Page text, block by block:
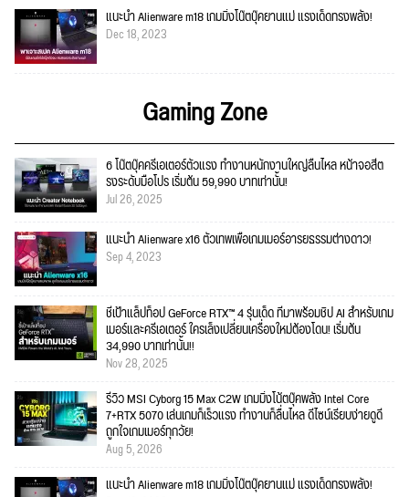
แนะนำ Alienware m18 เกมมิ่งโน๊ตบุ๊คยานแม่ แรงเด็ดทรงพลัง!
Dec 18, 2023
Gaming Zone
6 โน๊ตบุ๊คครีเอเตอร์ตัวแรง ทำงานหนักงานใหญ่ลื่นไหล หน้าจอสีต
รงระดับมือโปร เริ่มต้น 59,990 บาทเท่านั้น!
Jul 26, 2025
แนะนำ Alienware x16 ตัวเทพเพื่อเกมเมอร์อารยธรรมต่างดาว!
Sep 4, 2023
ชี้เป้าแล็ปท็อป GeForce RTX™ 4 รุ่นเด็ด ที่มาพร้อมชิป AI สำหรับเกม
เมอร์และครีเอเตอร์ ใครเล็งเปลี่ยนเครื่องใหม่ต้องโดน! เริ่มต้น
34,990 บาทเท่านั้น!!
Nov 28, 2025
รีวิว MSI Cyborg 15 Max C2W เกมมิ่งโน้ตบุ๊คพลัง Intel Core
7+RTX 5070 เล่นเกมก็เร็วแรง ทำงานก็ลื่นไหล ดีไซน์เรียบง่ายดูดี
ถูกใจเกมเมอร์ทุกวัย!
Aug 5, 2026
แนะนำ Alienware m18 เกมมิ่งโน๊ตบุ๊คยานแม่ แรงเด็ดทรงพลัง!